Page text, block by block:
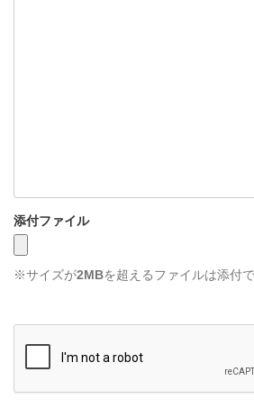
添付ファイル
※サイズが2MBを超えるファイルは添付で